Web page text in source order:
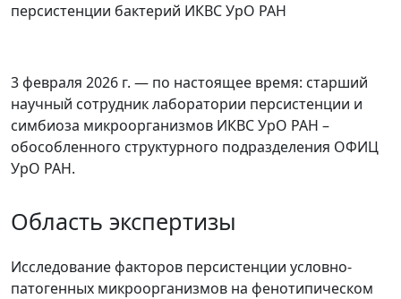
персистенции бактерий ИКВС УрО РАН
3 февраля 2026 г. — по настоящее время: старший
научный сотрудник лаборатории персистенции и
симбиоза микроорганизмов ИКВС УрО РАН –
обособленного структурного подразделения ОФИЦ
УрО РАН.
Область экспертизы
Исследование факторов персистенции условно-
патогенных микроорганизмов на фенотипическом